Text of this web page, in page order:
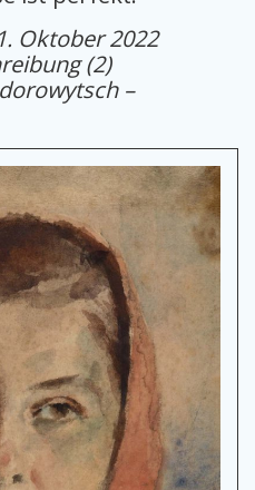
Oktober 2022
(2)
–